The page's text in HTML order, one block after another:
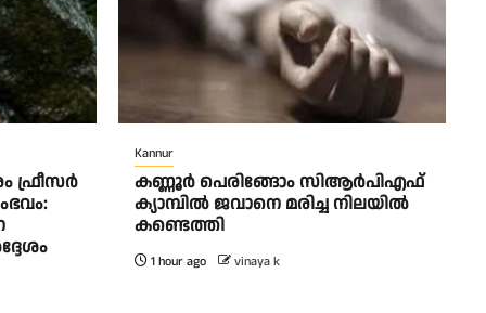
ഫ്രീസർ
Kannur
കണ്ണൂർ പെരിങ്ങോം സിആർപിഎഫ്
ക്യാമ്പിൽ ജവാനെ മരിച്ച നിലയിൽ
കണ്ടെത്തി
1 hour ago vinaya k